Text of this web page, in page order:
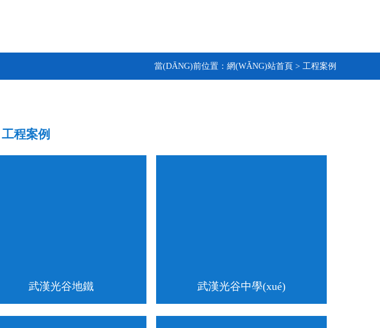
當(DĀNG)前位置： 網(WǍNG)站首頁 > 工程案例
工程案例
武漢光谷地鐵 武漢光谷中學(xué)